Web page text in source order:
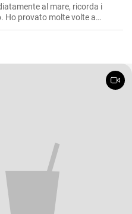
al mare, ricorda i
Ho provato molte volte a
Cannavacciuolo, e dopo tanti
risultato che, modestamente, è
richiede tempo ed è piuttosto
la pena. Il trucco è dedicarsi a